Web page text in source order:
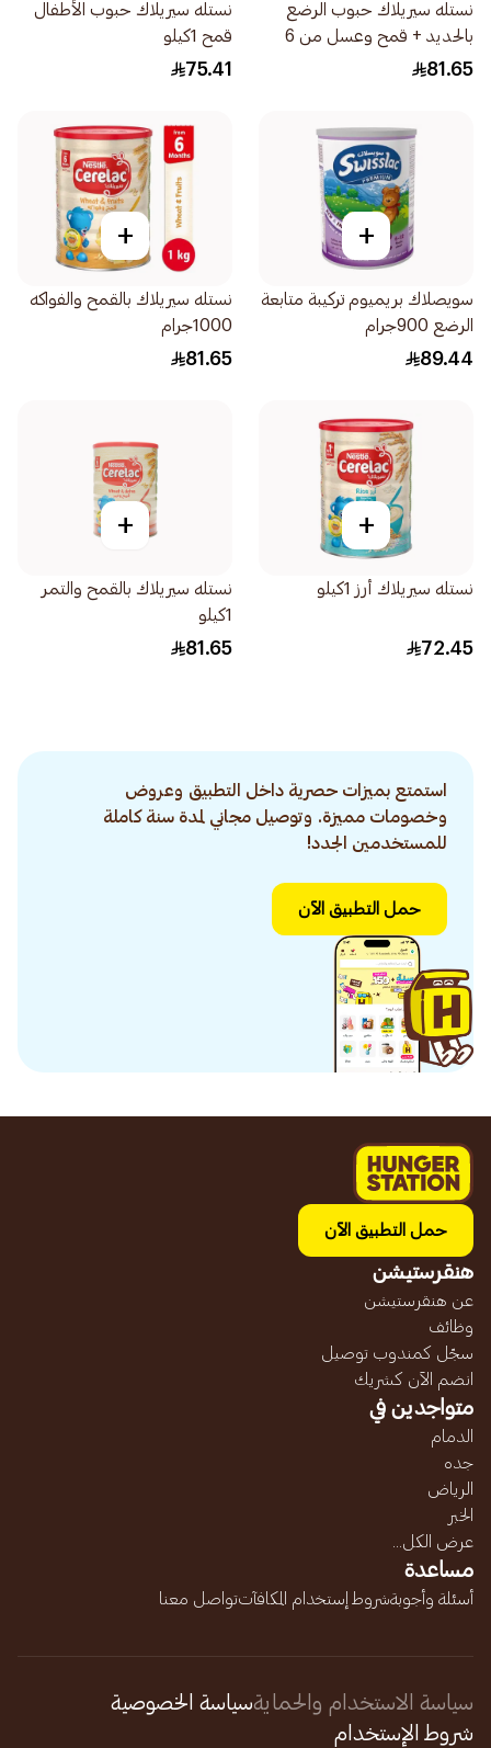
نستله سيريلاك حبوب الرضع
بالحديد + قمح وعسل من 6
شهور 1كيلو
81.65
نستله سيريلاك حبوب الأطفال
قمح 1كيلو
75.41
+
سويصلاك بريميوم تركيبة متابعة
الرضع 900جرام
89.44
+
نستله سيريلاك بالقمح والفواكه
1000جرام
81.65
+
نستله سيريلاك أرز 1كيلو
72.45
+
نستله سيريلاك بالقمح والتمر
1كيلو
81.65
استمتع بميزات حصرية داخل التطبيق وعروض
وخصومات مميزة. وتوصيل مجاني لمدة سنة كاملة
للمستخدمين الجدد!
حمل التطبيق الآن
حمل التطبيق الآن
هنقرستيشن
عن هنقرستيشن
وظائف
سجّل كمندوب توصيل
انضم الآن كشريك
متواجدين في
الدمام
جده
الرياض
الخبر
عرض الكل...
مساعدة
أسئلة وأجوبةشروط إستخدام المكافآتتواصل معنا
سياسة الاستخدام والحمايةسياسة الخصوصية
شروط الإستخدام